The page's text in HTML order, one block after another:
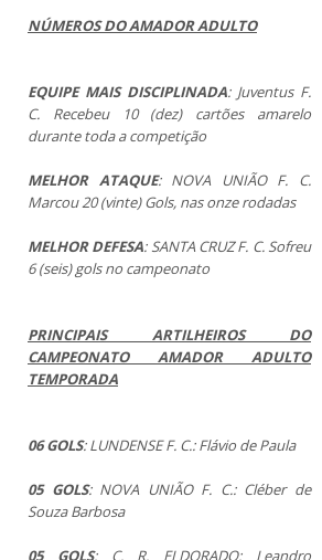
NÚMEROS DO AMADOR ADULTO
EQUIPE MAIS DISCIPLINADA: Juventus F.
C. Recebeu 10 (dez) cartões amarelo
durante toda a competição
MELHOR ATAQUE: NOVA UNIÃO F. C.
Marcou 20 (vinte) Gols, nas onze rodadas
MELHOR DEFESA: SANTA CRUZ F. C. Sofreu
6 (seis) gols no campeonato
PRINCIPAIS ARTILHEIROS DO
CAMPEONATO AMADOR ADULTO
TEMPORADA
06 GOLS: LUNDENSE F. C.: Flávio de Paula
05 GOLS: NOVA UNIÃO F. C.: Cléber de
Souza Barbosa
05 GOLS: C. R. ELDORADO: Leandro